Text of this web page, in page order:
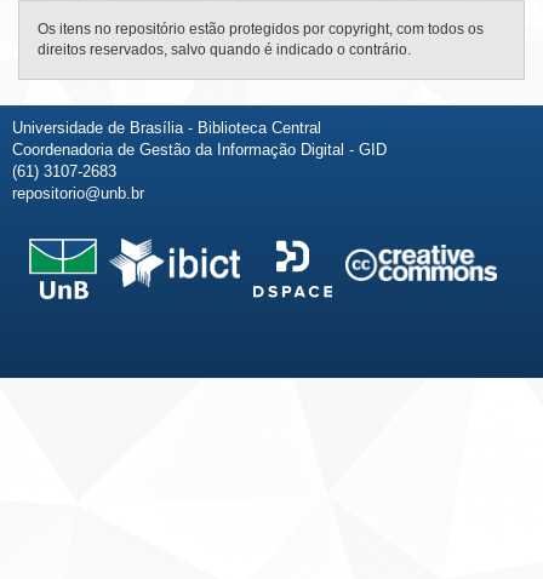
Os itens no repositório estão protegidos por copyright, com todos os
direitos reservados, salvo quando é indicado o contrário.
Universidade de Brasília - Biblioteca Central
Coordenadoria de Gestão da Informação Digital - GID
(61) 3107-2683
repositorio@unb.br